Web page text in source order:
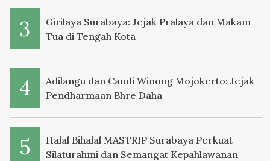
Girilaya Surabaya: Jejak Pralaya dan Makam
Tua di Tengah Kota
Adilangu dan Candi Winong Mojokerto: Jejak
Pendharmaan Bhre Daha
Halal Bihalal MASTRIP Surabaya Perkuat
Silaturahmi dan Semangat Kepahlawanan